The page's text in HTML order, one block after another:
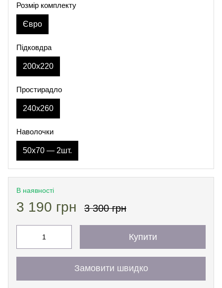
Розмір комплекту
Євро
Підковдра
200х220
Простирадло
240х260
Наволочки
50х70 — 2шт.
В наявності
3 190 грн 3 300 грн
Купити
Замовити швидко